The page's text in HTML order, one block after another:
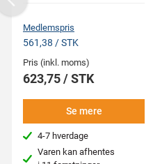
Medlemspris
561,38 / STK
Pris (inkl. moms)
623,75 / STK
Se mere
4-7 hverdage
Varen kan afhentes
Previous